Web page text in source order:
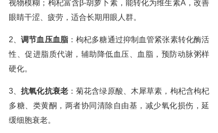
视物模糊；枸杞富含β-胡萝卜素，能转化为维生素A，改善
眼睛干涩、疲劳，适合长期用眼人群。
2、调节血压血脂：枸杞多糖通过抑制血管紧张素转化酶活
性、促进脂质代谢，辅助降低血压、血脂，预防动脉粥样
硬化。
3、抗氧化抗衰老：菊花含绿原酸、木犀草素，枸杞含枸杞
多糖、类黄酮，两者协同清除自由基，减少氧化损伤，延
缓细胞衰老。